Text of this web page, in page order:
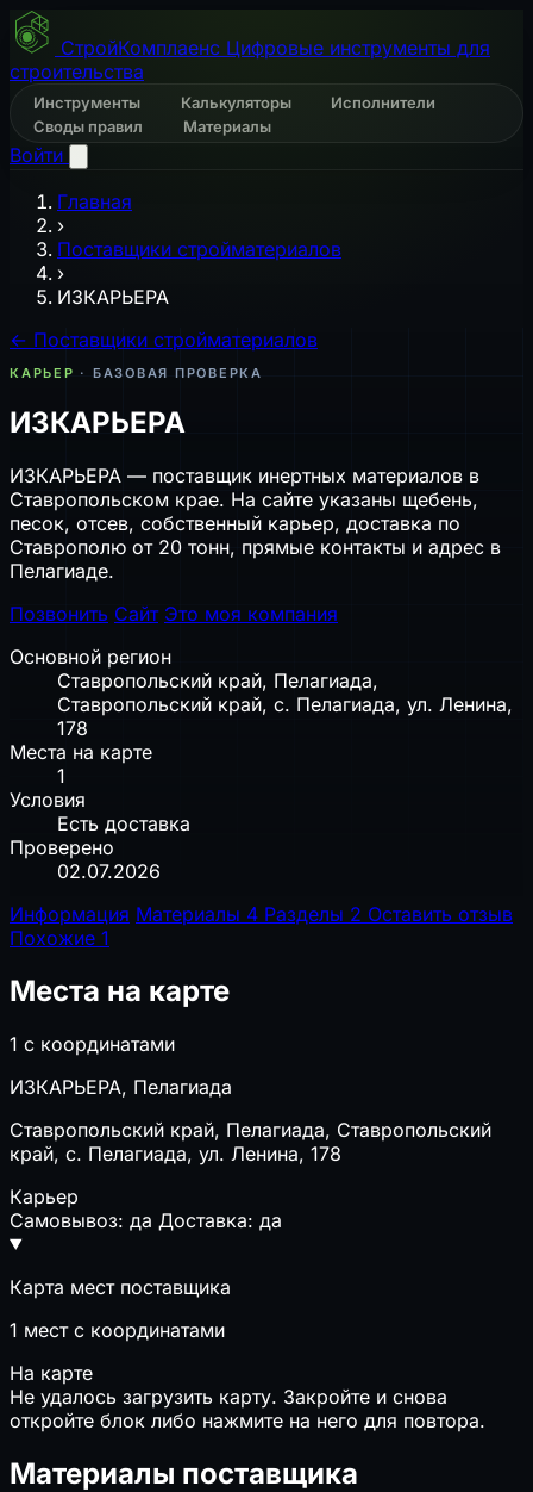
СтройКомплаенс Цифровые инструменты для
строительства
Инструменты Калькуляторы
Исполнители
Своды правил
Материалы
Войти
Главная
›
Поставщики стройматериалов
›
ИЗКАРЬЕРА
← Поставщики стройматериалов
КАРЬЕР · БАЗОВАЯ ПРОВЕРКА
ИЗКАРЬЕРА
ИЗКАРЬЕРА — поставщик инертных материалов в
Ставропольском крае. На сайте указаны щебень,
песок, отсев, собственный карьер, доставка по
Ставрополю от 20 тонн, прямые контакты и адрес в
Пелагиаде.
Позвонить Сайт Это моя компания
Основной регион
Ставропольский край, Пелагиада,
Ставропольский край, с. Пелагиада, ул. Ленина,
178
Места на карте
1
Условия
Есть доставка
Проверено
02.07.2026
Информация Материалы 4 Разделы 2 Оставить отзыв
Похожие 1
Места на карте
1 с координатами
ИЗКАРЬЕРА, Пелагиада
Ставропольский край, Пелагиада, Ставропольский
край, с. Пелагиада, ул. Ленина, 178
Карьер
Самовывоз: да Доставка: да
Карта мест поставщика
1 мест с координатами
На карте
Не удалось загрузить карту. Закройте и снова
откройте блок либо нажмите на него для повтора.
Материалы поставщика